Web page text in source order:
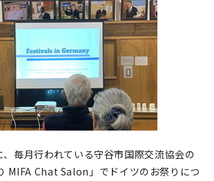
毎月行われている守谷市国際交流協会の
MIFA Chat Salon」でドイツのお祭りにつ